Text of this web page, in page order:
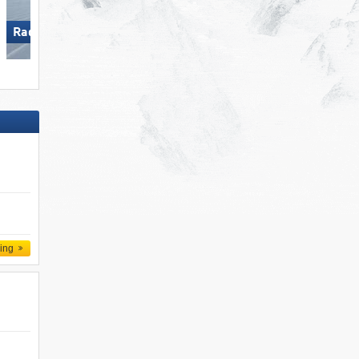
Radstadt/​Altenmarkt Zauchensee/​Flachauwinkl